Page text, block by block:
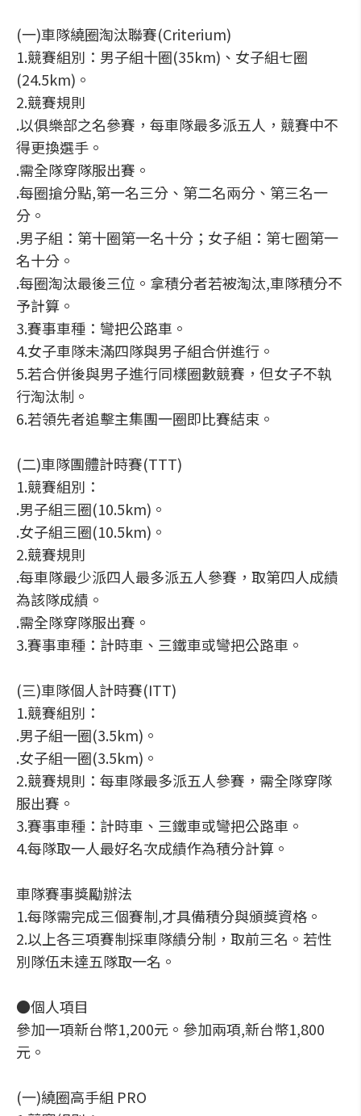
(一)車隊繞圈淘汰聯賽(Criterium)
1.競賽組別：男子組十圈(35km)、女子組七圈
(24.5km)。
2.競賽規則
.以俱樂部之名參賽，每車隊最多派五人，競賽中不
得更換選手。
.需全隊穿隊服出賽。
.每圈搶分點,第一名三分、第二名兩分、第三名一
分。
.男子組：第十圈第一名十分；女子組：第七圈第一
名十分。
.每圈淘汰最後三位。拿積分者若被淘汰,車隊積分不
予計算。
3.賽事車種：彎把公路車。
4.女子車隊未滿四隊與男子組合併進行。
5.若合併後與男子進行同樣圈數競賽，但女子不執
行淘汰制。
6.若領先者追擊主集團一圈即比賽結束。
(二)車隊團體計時賽(TTT)
1.競賽組別：
.男子組三圈(10.5km)。
.女子組三圈(10.5km)。
2.競賽規則
.每車隊最少派四人最多派五人參賽，取第四人成績
為該隊成績。
.需全隊穿隊服出賽。
3.賽事車種：計時車、三鐵車或彎把公路車。
(三)車隊個人計時賽(ITT)
1.競賽組別：
.男子組一圈(3.5km)。
.女子組一圈(3.5km)。
2.競賽規則：每車隊最多派五人參賽，需全隊穿隊
服出賽。
3.賽事車種：計時車、三鐵車或彎把公路車。
4.每隊取一人最好名次成績作為積分計算。
車隊賽事獎勵辦法
1.每隊需完成三個賽制,才具備積分與頒獎資格。
2.以上各三項賽制採車隊績分制，取前三名。若性
別隊伍未達五隊取一名。
●個人項目
參加一項新台幣1,200元。參加兩項,新台幣1,800
元。
(一)繞圈高手組 PRO